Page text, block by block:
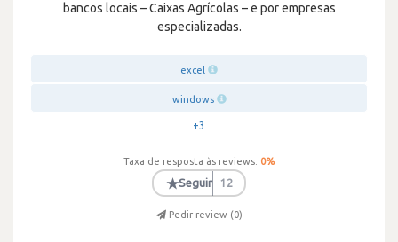
bancos locais – Caixas Agrícolas – e por empresas
especializadas.
excel
windows
+3
Taxa de resposta às reviews: 0%
★Seguir 12
Pedir review (0)